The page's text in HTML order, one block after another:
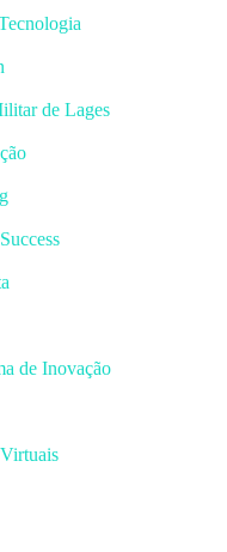
de Lages
de Inovação